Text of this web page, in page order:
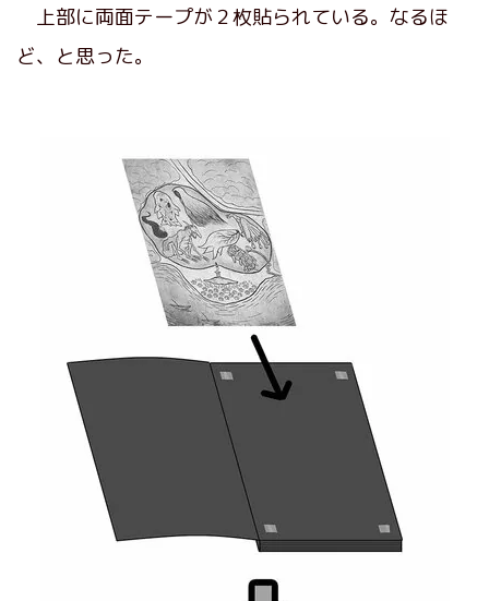
上部に両面テープが２枚貼られている。なるほ
ど、と思った。